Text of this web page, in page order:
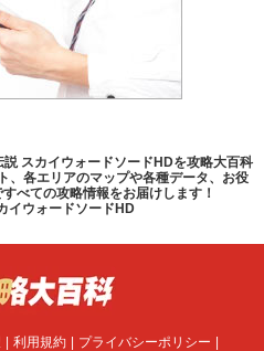
スカイウォードソードHDを攻略大百科
、各エリアのマップや各種データ、お役
べての攻略情報をお届けします！
イウォードソードHD
利用規約 プライバシーポリシー